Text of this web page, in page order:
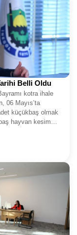
Belli Oldu
kotra ihale
06 Mayıs’ta
küçükbaş olmak
hayvan kesim
Modern,
bu yıl da kotralara
Hayvan
tarihlerini de
günü saat
Sanat Merkezi
planı ve krokileri